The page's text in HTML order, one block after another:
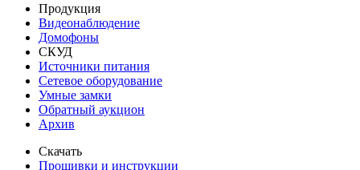
Продукция
Видеонаблюдение
Домофоны
СКУД
Источники питания
Сетевое оборудование
Умные замки
Обратный аукцион
Архив
Скачать
Прошивки и инструкции